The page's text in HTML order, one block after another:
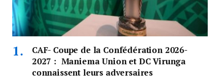
CAF- Coupe de la Confédération 2026-
2027 : Maniema Union et DC Virunga
connaissent leurs adversaires